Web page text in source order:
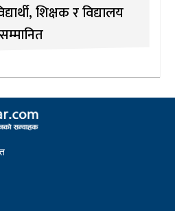
शिक्षक र विद्यालय
सम्मानित